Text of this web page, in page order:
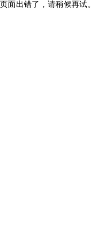
页面出错了，请稍候再试。